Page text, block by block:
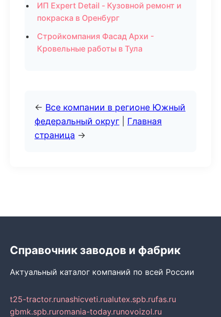
ИП Expert Detail - Кузовной ремонт и
покраска в Оренбург
Стройкомпания Фасад Архи -
Кровельные работы в Тула
← Все компании в регионе Южный
федеральный округ
Главная
страница →
Справочник заводов и фабрик
Актуальный каталог компаний по всей России
t25-tractor.runashicveti.rualutex.spb.rufas.ru
gbmk.spb.ruromania-today.runovoizol.ru